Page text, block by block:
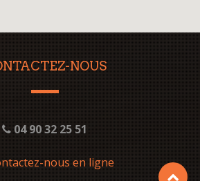
NOUS
04 90 32 25 51
nous en ligne